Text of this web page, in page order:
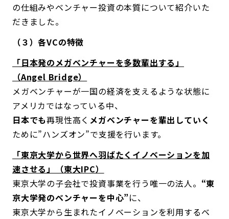
の仕組みやベンチャー投資の本質について紹介いた
だきました。
（３）各VCの特徴
「日本発のメガベンチャーを多数輩出する」
（Angel Bridge）
メガベンチャーが一国の経済を支えるような状態に
アメリカではなっている中、
日本でも再現性高く メガベンチャーを輩出していく
ために”ハンズオン”で支援を行います。
「東京大学から世界へ羽ばたくイノベーションを加
速させる」（東大IPC）
東京大学の子会社で投資事業を行う唯一の法人。 “東
京大学発のベンチャーを中心”に、
東京大学から生まれたイノベーションを利用するベ